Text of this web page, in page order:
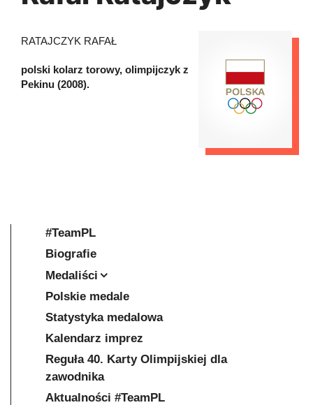
RATAJCZYK RAFAŁ
polski kolarz torowy, olimpijczyk z
Pekinu (2008).
#TeamPL
Biografie
Medaliści
Polskie medale
Statystyka medalowa
Kalendarz imprez
Reguła 40. Karty Olimpijskiej dla
zawodnika
Aktualności #TeamPL